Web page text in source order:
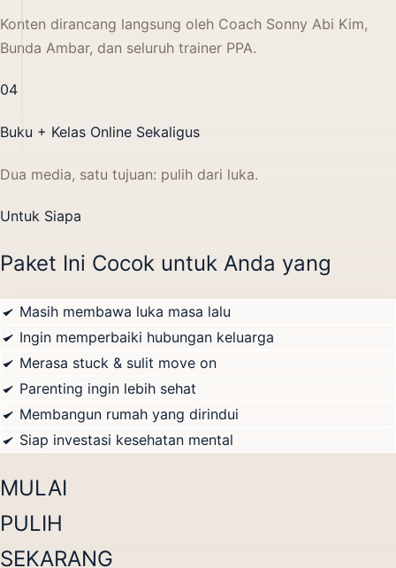
Konten dirancang langsung oleh Coach Sonny Abi Kim,
Bunda Ambar, dan seluruh trainer PPA.
04
Buku + Kelas Online Sekaligus
Dua media, satu tujuan: pulih dari luka.
Untuk Siapa
Paket Ini Cocok untuk Anda yang
Masih membawa luka masa lalu
Ingin memperbaiki hubungan keluarga
Merasa stuck & sulit move on
Parenting ingin lebih sehat
Membangun rumah yang dirindui
Siap investasi kesehatan mental
MULAI
PULIH
SEKARANG